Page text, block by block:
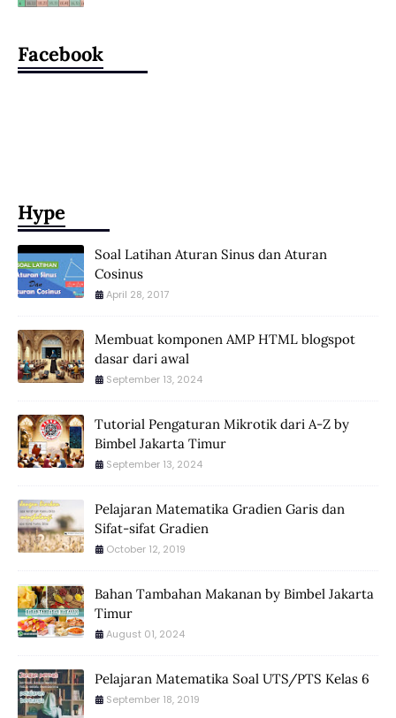
Facebook
Hype
Soal Latihan Aturan Sinus dan Aturan
Cosinus
April 28, 2017
Membuat komponen AMP HTML blogspot
dasar dari awal
September 13, 2024
Tutorial Pengaturan Mikrotik dari A-Z by
Bimbel Jakarta Timur
September 13, 2024
Pelajaran Matematika Gradien Garis dan
Sifat-sifat Gradien
October 12, 2019
Bahan Tambahan Makanan by Bimbel Jakarta
Timur
August 01, 2024
Pelajaran Matematika Soal UTS/PTS Kelas 6
September 18, 2019